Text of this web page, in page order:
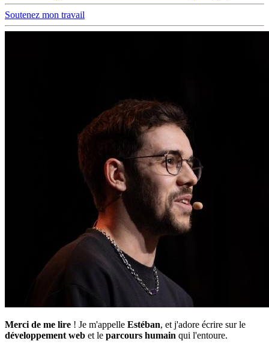
Soutenez mon travail
Merci de me lire ! Je m'appelle Estéban, et j'adore écrire sur le
développement web et le parcours humain qui l'entoure.